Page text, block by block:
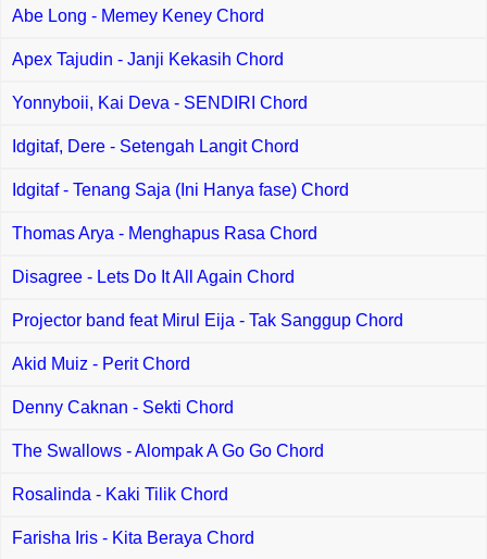
Abe Long - Memey Keney Chord
Apex Tajudin - Janji Kekasih Chord
Yonnyboii, Kai Deva - SENDIRI Chord
Idgitaf, Dere - Setengah Langit Chord
Idgitaf - Tenang Saja (Ini Hanya fase) Chord
Thomas Arya - Menghapus Rasa Chord
Disagree - Lets Do It All Again Chord
Projector band feat Mirul Eija - Tak Sanggup Chord
Akid Muiz - Perit Chord
Denny Caknan - Sekti Chord
The Swallows - Alompak A Go Go Chord
Rosalinda - Kaki Tilik Chord
Farisha Iris - Kita Beraya Chord